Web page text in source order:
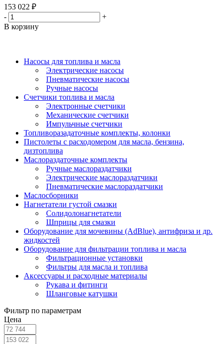
153 022 ₽
-
+
В корзину
Насосы для топлива и масла
Электрические насосы
Пневматические насосы
Ручные насосы
Счетчики топлива и масла
Электронные счетчики
Механические счетчики
Импульчные счетчики
Топливоразадаточные комплекты, колонки
Пистолеты с расходомером для масла, бензина,
дизтоплива
Маслораздаточные комплекты
Ручные маслораздатчики
Электрические маслораздатчики
Пневматические маслораздатчики
Маслосборники
Нагнетатели густой смазки
Солидолонагнетатели
Шприцы для смазки
Оборудование для мочевины (AdBlue), антифриза и др.
жидкостей
Оборудование для фильтрации топлива и масла
Фильтрационные установки
Фильтры для масла и топлива
Аксессуары и расходные материалы
Рукава и фитинги
Шланговые катушки
Фильтр по параметрам
Цена